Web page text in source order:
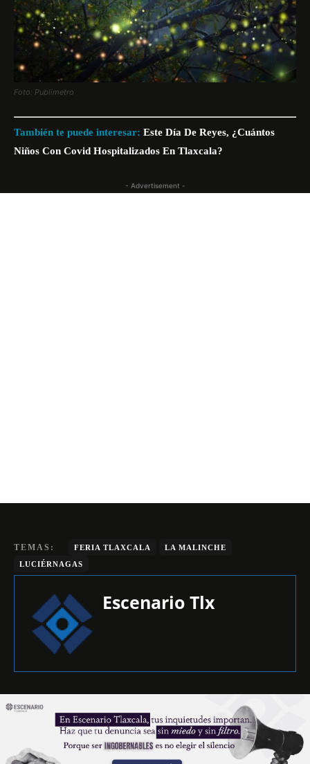
Foto: Publimetro
También te puede interesar: Este Día De Reyes, ¿Cuántos
Niños Con Covid Hospitalizados En Tlaxcala?
- Advertisement -
TEMAS: FERIA TLAXCALA
LA MALINCHE
LUCIÉRNAGAS
Escenario Tlx